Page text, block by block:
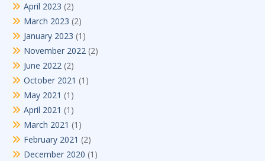
April 2023 (2)
March 2023 (2)
January 2023 (1)
November 2022 (2)
June 2022 (2)
October 2021 (1)
May 2021 (1)
April 2021 (1)
March 2021 (1)
February 2021 (2)
December 2020 (1)